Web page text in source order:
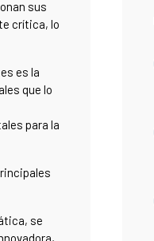
sus
crítica, lo
es la
que lo
para la
se